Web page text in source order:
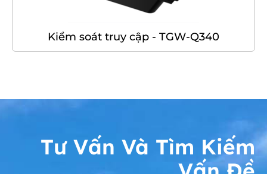
Kiểm soát truy cập - TGW-Q340
Tư Vấn Và Tìm Kiếm